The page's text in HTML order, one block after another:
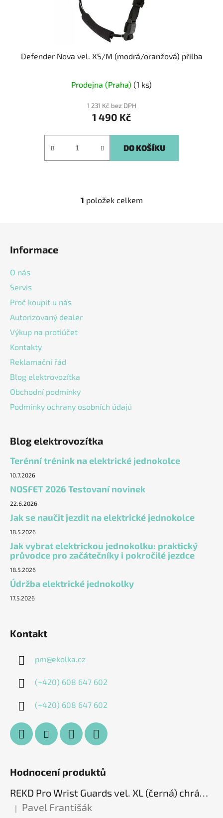
Defender Nova vel. XS/M (modrá/oranžová) přilba
Prodejna (Praha) (1 ks)
1 231 Kč bez DPH
1 490 Kč
DO KOŠÍKU
O
u
1 položek celkem
Informace
O nás
Servis
Proč koupit u nás
Autorizovaný dealer
Výkup na protiúčet
Kontakty
Reklamační řád
Blog elektrovozítka
Obchodní podmínky
Podmínky ochrany osobních údajů
Blog elektrovozítka
Terénní trénink na elektrické jednokolce
10.7.2026
NOSFET 2026 Testovaní novinek
22.6.2026
Jak se naučit jezdit na elektrické jednokolce
18.5.2026
Jak vybrat elektrickou jednokolku: praktický
průvodce pro začátečníky i pokročilé jezdce
18.5.2026
Údržba elektrické jednokolky
17.5.2026
Kontakt
pm@ekolka.cz
(+420) 608 647 602
(+420) 608 647 602
Hodnocení produktů
REKD Pro Wrist Guards vel. XL (černá) chrániče zápěstí
Hodnocení produktu je 5 z 5 hvězdiček.
| Pavel Františák